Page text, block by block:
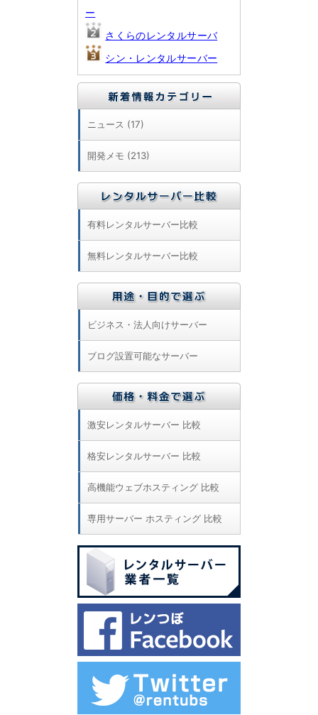
ー
さくらのレンタルサーバ
シン・レンタルサーバー
ニュース (17)
開発メモ (213)
有料レンタルサーバー比較
無料レンタルサーバー比較
ビジネス・法人向けサーバー
ブログ設置可能なサーバー
激安レンタルサーバー 比較
格安レンタルサーバー 比較
高機能ウェブホスティング 比較
専用サーバー ホスティング 比較